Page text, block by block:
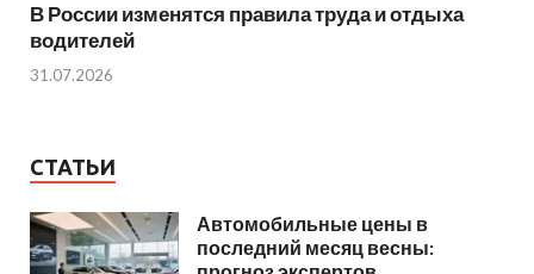
В России изменятся правила труда и отдыха
водителей
31.07.2026
СТАТЬИ
Автомобильные цены в
последний месяц весны: